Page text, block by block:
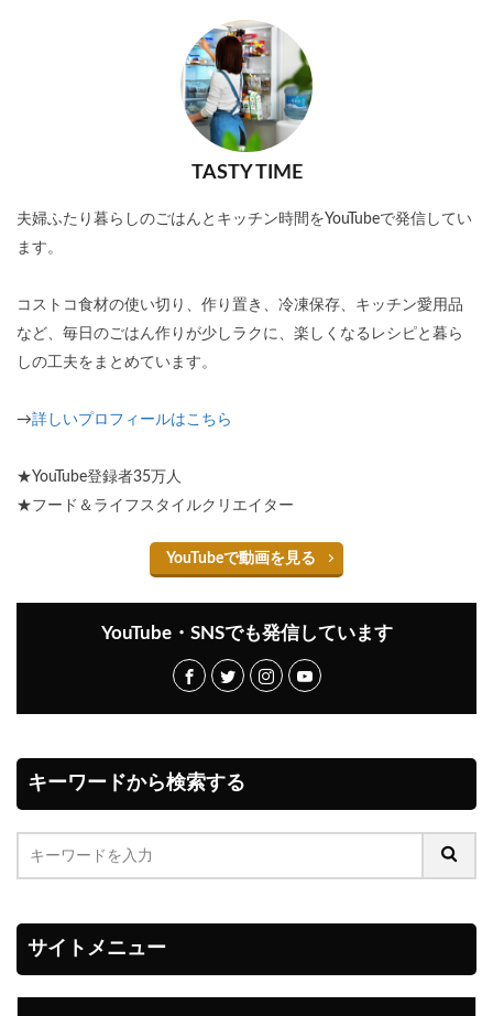
TASTY TIME
夫婦ふたり暮らしのごはんとキッチン時間をYouTubeで発信してい
ます。
コストコ食材の使い切り、作り置き、冷凍保存、キッチン愛用品
など、毎日のごはん作りが少しラクに、楽しくなるレシピと暮ら
しの工夫をまとめています。
→詳しいプロフィールはこちら
★YouTube登録者35万人
★フード＆ライフスタイルクリエイター
YouTubeで動画を見る
YouTube・SNSでも発信しています
キーワードから検索する
サイトメニュー